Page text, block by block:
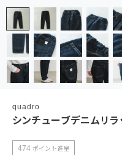
quadro
シンチューブデニムリラ
474 ポイント進呈